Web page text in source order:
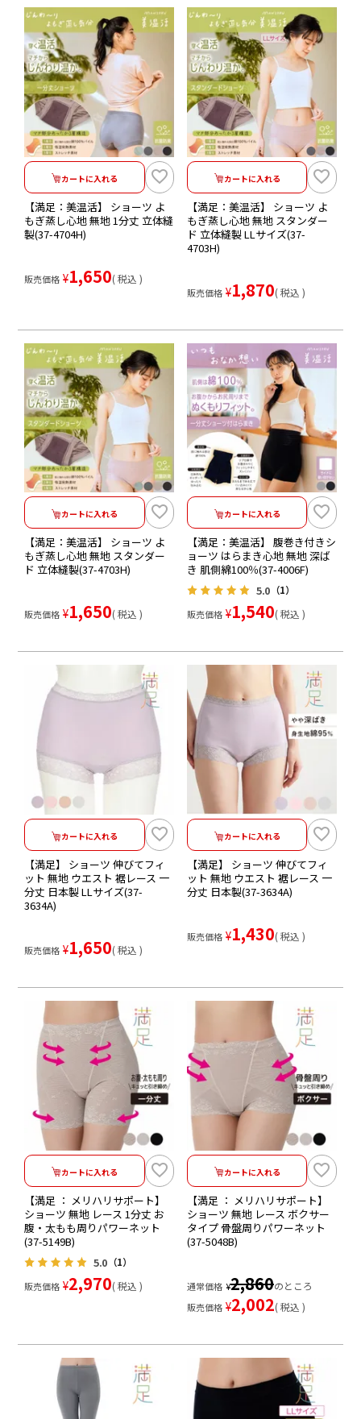
カートに入れる
【満足：美温活】 ショーツ よ
もぎ蒸し心地 無地 1分丈 立体縫
製(37-4704H)
販売価格 ¥1,650 税込
カートに入れる
【満足：美温活】 ショーツ よ
もぎ蒸し心地 無地 スタンダー
ド 立体縫製 LLサイズ(37-
4703H)
販売価格 ¥1,870 税込
カートに入れる
【満足：美温活】 ショーツ よ
もぎ蒸し心地 無地 スタンダー
ド 立体縫製(37-4703H)
販売価格 ¥1,650 税込
カートに入れる
【満足：美温活】 腹巻き付きシ
ョーツ はらまき心地 無地 深ば
き 肌側綿100％(37-4006F)
5.0 （1）
販売価格 ¥1,540 税込
カートに入れる
【満足】 ショーツ 伸びてフィ
ット 無地 ウエスト 裾レース 一
分丈 日本製 LLサイズ(37-
3634A)
販売価格 ¥1,650 税込
カートに入れる
【満足】 ショーツ 伸びてフィ
ット 無地 ウエスト 裾レース 一
分丈 日本製(37-3634A)
販売価格 ¥1,430 税込
カートに入れる
【満足 ： メリハリサポート】
ショーツ 無地 レース 1分丈 お
腹・太もも周りパワーネット
(37-5149B)
5.0 （1）
販売価格 ¥2,970 税込
カートに入れる
【満足 ： メリハリサポート】
ショーツ 無地 レース ボクサー
タイプ 骨盤周りパワーネット
(37-5048B)
通常価格 ¥2,860のところ
販売価格 ¥2,002 税込